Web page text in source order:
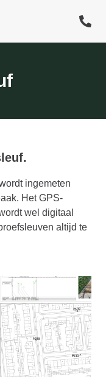
ingemeten
Het GPS-
wel digitaal
altijd te